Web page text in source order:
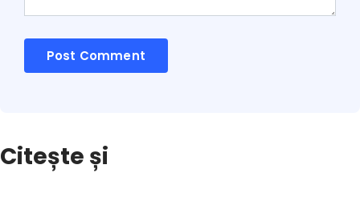
Citește și